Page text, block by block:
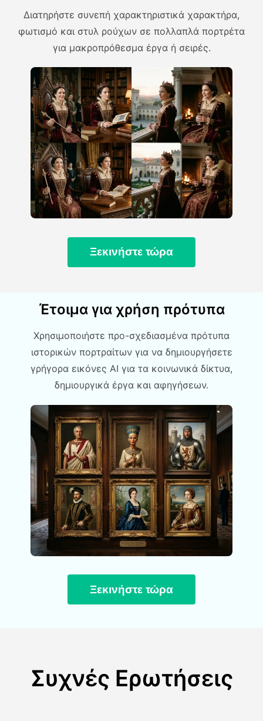
Διατηρήστε συνεπή χαρακτηριστικά χαρακτήρα,
φωτισμό και στυλ ρούχων σε πολλαπλά πορτρέτα
για μακροπρόθεσμα έργα ή σειρές.
Ξεκινήστε τώρα
Έτοιμα για χρήση πρότυπα
Χρησιμοποιήστε προ-σχεδιασμένα πρότυπα
ιστορικών πορτραίτων για να δημιουργήσετε
γρήγορα εικόνες AI για τα κοινωνικά δίκτυα,
δημιουργικά έργα και αφηγήσεων.
Ξεκινήστε τώρα
Συχνές Ερωτήσεις